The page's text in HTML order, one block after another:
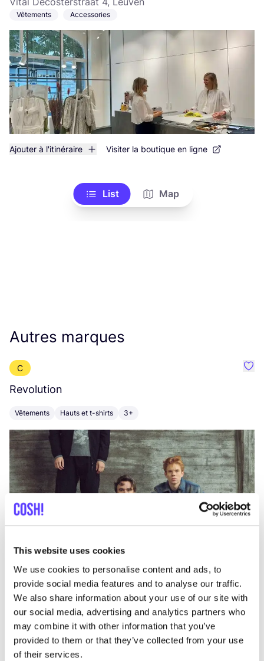
This website uses cookies
We use cookies to personalise content and ads, to
provide social media features and to analyse our traffic.
We also share information about your use of our site with
our social media, advertising and analytics partners who
may combine it with other information that you’ve
provided to them or that they’ve collected from your use
of their services.
Vêtements Accessories
Ajouter à l'itinéraire Visiter la boutique en ligne
List Map
Autres marques
C
Revolution
Vêtements Hauts et t-shirts 3+